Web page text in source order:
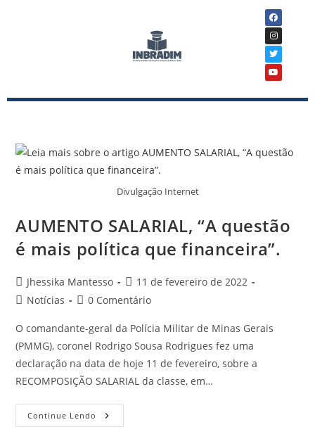
Divulgação Internet
AUMENTO SALARIAL, “A questão
é mais política que financeira”.
Jhessika Mantesso
11 de fevereiro de 2022
Notícias
0 Comentário
O comandante-geral da Polícia Militar de Minas Gerais
(PMMG), coronel Rodrigo Sousa Rodrigues fez uma
declaração na data de hoje 11 de fevereiro, sobre a
RECOMPOSIÇÃO SALARIAL da classe, em…
Continue Lendo